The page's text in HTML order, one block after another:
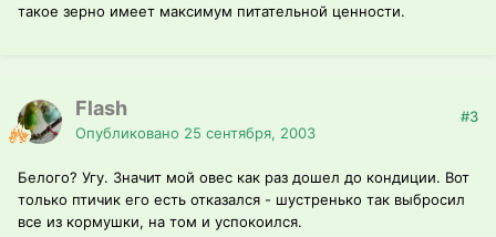
такое зерно имеет максимум питательной ценности.
Flash
Опубликовано 25 сентября, 2003
#3
Белого? Угу. Значит мой овес как раз дошел до кондиции. Вот
только птичик его есть отказался - шустренько так выбросил
все из кормушки, на том и успокоился.